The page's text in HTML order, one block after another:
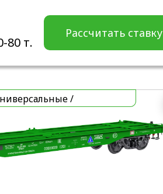
80 т.
Рассчитать ставку
/